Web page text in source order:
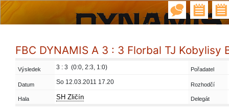
FBC DYNAMIS A 3 : 3 Florbal TJ Kobylisy
Výsledek 3 : 3 (0:0, 2:3, 1:0) Pořadatel
Datum So 12.03.2011 17.20 Rozhodčí
Hala SH Zličín Delegát